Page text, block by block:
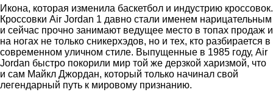
Икона, которая изменила баскетбол и индустрию кроссовок.
Кроссовки Air Jordan 1 давно стали именем нарицательным
и сейчас прочно занимают ведущее место в топах продаж и
на ногах не только сникерхэдов, но и тех, кто разбирается в
современном уличном стиле. Выпущенные в 1985 году, Air
Jordan быстро покорили мир той же дерзкой харизмой, что
и сам Майкл Джордан, который только начинал свой
легендарный путь к мировому признанию.